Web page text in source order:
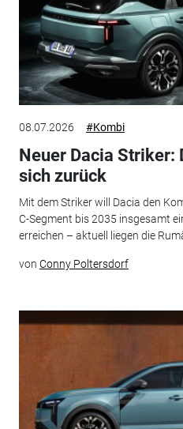
08.07.2026 #Kombi
Neuer Dacia Striker:
sich zurück
Mit dem Striker will Dacia den
C-Segment bis 2035 insgesamt
erreichen – aktuell liegen die
von Conny Poltersdorf